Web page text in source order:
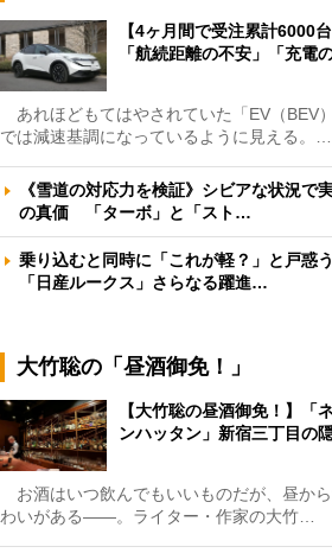
【4ヶ月間で受注累計6000
「航続距離の不安」「充電
あれほどもてはやされていた「EV（BEV
では減速基調になっているように見える。…
《雪道の対応力を検証》シビアな状況で
の真価 「ターボ」と「スト…
乗り込むと同時に「これが軽？」と戸惑
「日産ルークス」さらなる躍進…
大竹聡の「昼酒御免！」
【大竹聡の昼酒御免！】「
ンハッタン」新宿三丁目の
お酒はいつ飲んでもいいものだが、昼か
わいがある――。ライター・作家の大竹…